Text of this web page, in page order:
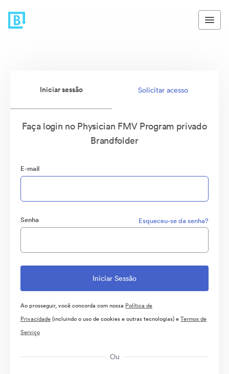
Iniciar sessão Solicitar acesso
Faça login no Physician FMV Program privado
Brandfolder
E-mail
Senha Esqueceu-se da senha?
Ao prosseguir, você concorda com nossa Política de
Privacidade(incluindo o uso de cookies e outras tecnologias) eTermos de
Serviço
Ou